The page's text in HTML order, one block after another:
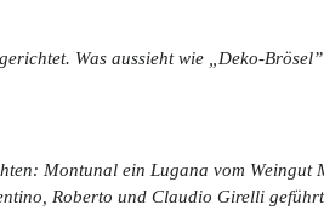
Was aussieht wie „Deko-
Montunal ein Lugana vom
Roberto und Claudio Girelli